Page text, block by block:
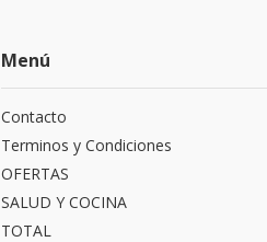
Menú
Contacto
Terminos y Condiciones
OFERTAS
SALUD Y COCINA
TOTAL